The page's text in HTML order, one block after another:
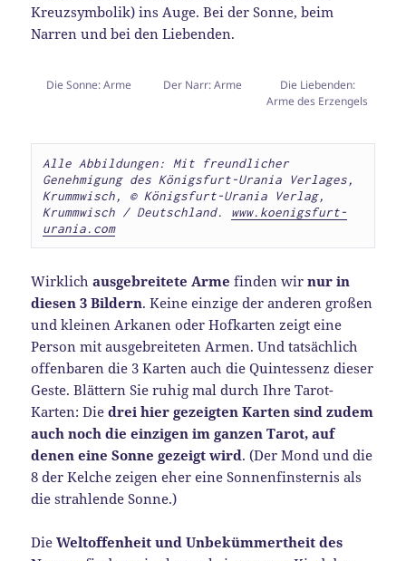
Kreuzsymbolik) ins Auge. Bei der Sonne, beim
Narren und bei den Liebenden.
Die Sonne: Arme Der Narr: Arme
Die Liebenden:
Arme des Erzengels
Alle Abbildungen: Mit freundlicher
Genehmigung des Königsfurt-Urania Verlages,
Krummwisch, © Königsfurt-Urania Verlag,
Krummwisch / Deutschland. www.koenigsfurt-
urania.com
Wirklichausgebreitete Arme finden wirnur in
diesen 3 Bildern. Keine einzige der anderen großen
und kleinen Arkanen oder Hofkarten zeigt eine
Person mit ausgebreiteten Armen. Und tatsächlich
offenbaren die 3 Karten auch die Quintessenz dieser
Geste. Blättern Sie ruhig mal durch Ihre Tarot-
Karten: Diedrei hier gezeigten Karten sind zudem
auch noch die einzigen im ganzen Tarot, auf
denen eine Sonne gezeigt wird. (Der Mond und die
8 der Kelche zeigen eher eine Sonnenfinsternis als
die strahlende Sonne.)
DieWeltoffenheit und Unbekümmertheit des